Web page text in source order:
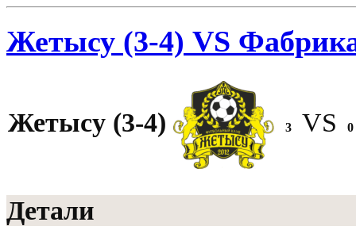
Жетысу (3-4) VS
Жетысу (3-4) 3 VS 0
Детали